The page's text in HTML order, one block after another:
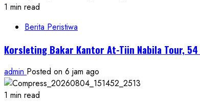
1 min read
Berita Peristiwa
Korsleting Bakar Kantor At-Tiin Nabila Tour, 54
admin Posted on 6 jam ago
1 min read